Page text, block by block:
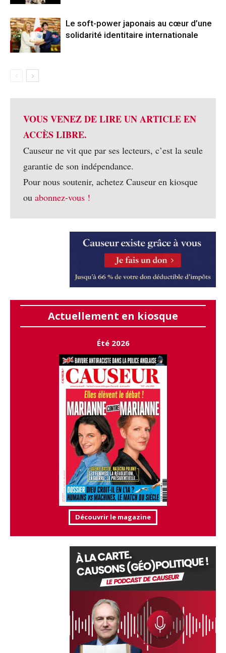
Le soft-power japonais au cœur d’une
solidarité identitaire internationale
VOUS VENEZ DE LIRE UN ARTICLE EN
ACCÈS LIBRE.
Causeur ne vit que par ses lecteurs, c’est la seule
garantie de son indépendance.
Pour nous soutenir, achetez Causeur en kiosque
ou abonnez-vous !
Actuellement en kiosque
Été 2026
Découvrir le magazine